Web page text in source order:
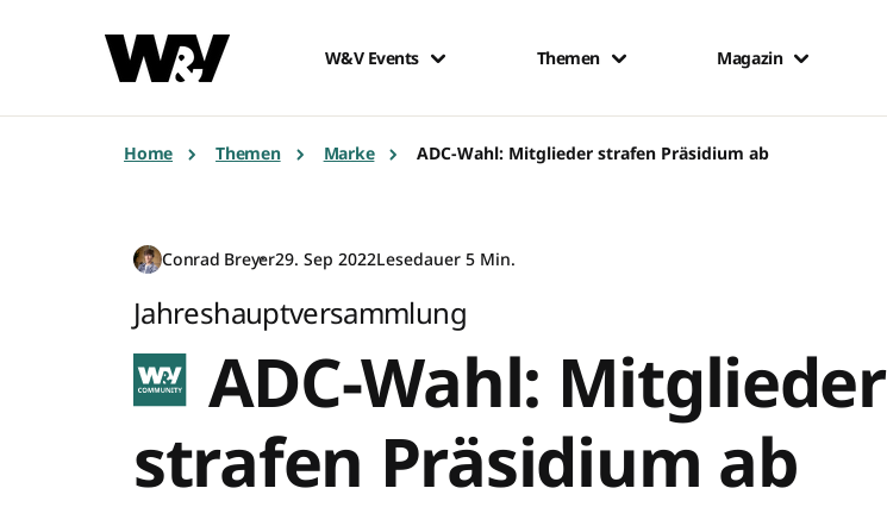
W&V Events Themen Magazin
Home Themen Marke ADC-Wahl: Mitglieder strafen Präsidium ab
Conrad Breyer29. Sep 2022Lesedauer 5 Min.
Jahreshauptversammlung
ADC-Wahl: Mitglieder
strafen Präsidium ab